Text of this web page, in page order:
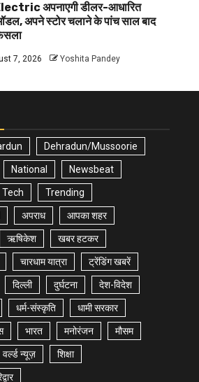
अपनाएगी डीलर-आधारित
अपने स्टोर चलाने के पांच साल बाद
7, 2026 Yoshita Pandey
Dehradun/Mussoorie
National Newsbeat
Tech Trending
अपराध आपका शहर
ऋषिकेश खबर हटकर
चारधाम यात्रा ट्रेंडिंग खबरें
दिल्ली दुर्घटना देश-विदेश
धर्म-संस्कृति धामी सरकार
भारत मनोरंजन मौसम
वर्ल्ड न्यूज़ शिक्षा